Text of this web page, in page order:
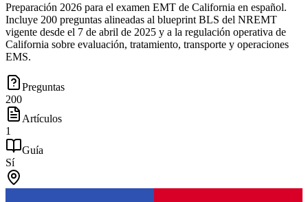
Preparación 2026 para el examen EMT de California en español.
Incluye 200 preguntas alineadas al blueprint BLS del NREMT
vigente desde el 7 de abril de 2025 y a la regulación operativa de
California sobre evaluación, tratamiento, transporte y operaciones
EMS.
Preguntas
200
Artículos
1
Guía
Sí